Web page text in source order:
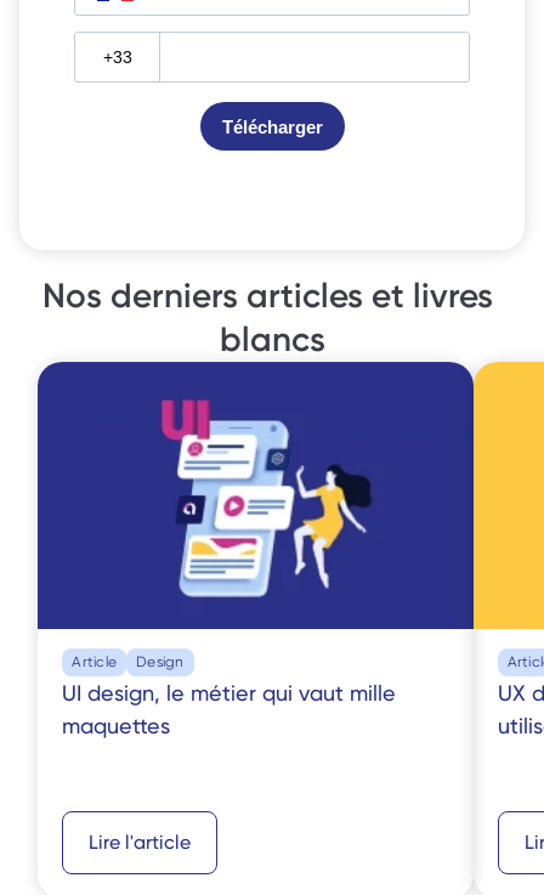
Nos derniers articles et livres
blancs
Article Design
UI design, le métier qui vaut mille
maquettes
Lire l'article
UX